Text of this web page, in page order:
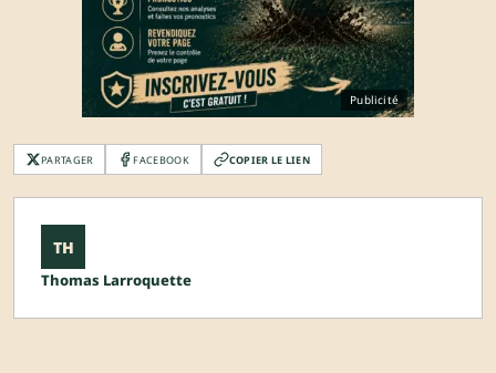
Publicité
PARTAGER FACEBOOK COPIER LE LIEN
TH
Thomas Larroquette